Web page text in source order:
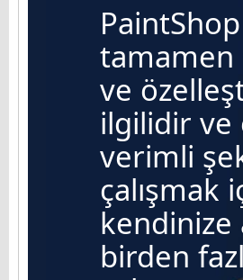
tamamen
ve
ilgilidir ve
verimli
çalışmak
kendinize
birden